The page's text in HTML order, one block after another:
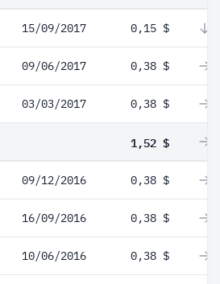
15/09/2017 0,15 $
09/06/2017 0,38 $
03/03/2017 0,38 $
1,52 $
09/12/2016 0,38 $
16/09/2016 0,38 $
10/06/2016 0,38 $